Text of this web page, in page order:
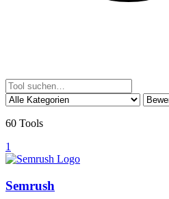
60 Tools
1
Semrush